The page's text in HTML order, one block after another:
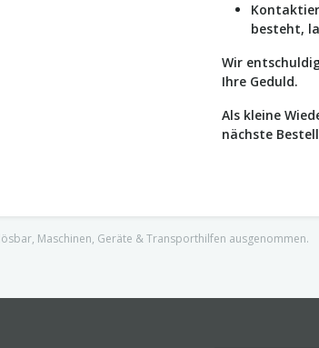
besteht,
Wir
Ihre Geduld.
Als kleine
nächste
Maschinen, Geräte & Transporthilfen ausgenommen.